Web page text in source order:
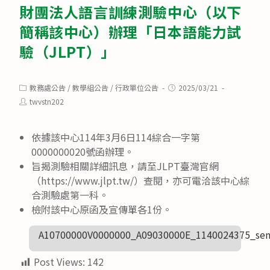
財團法人語言訓練測驗中心（以下
簡稱該中心）辦理「日本語能力試
驗（JLPT）」
Post
category:
教務處公告 /教學組公告 /行政單位公告
Post2025/03/21
Posttwvstn202
依據該中心114年3月6日114綜合一字第
0000000020號函辦理。
旨揭測驗相關詳細訊息，請至JLPT臺灣官網
（https://www.jlpt.tw/）查閱，亦可電洽該中心綜
合測驗處第一科。
檢附該中心原函及宣傳單各1份。
Post Views: 142